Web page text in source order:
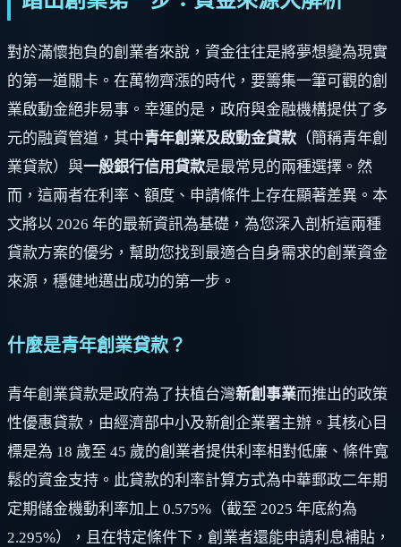
對於滿懷抱負的創業者來說，資金往往是將夢想變為現實
的第一道關卡。在萬物齊漲的時代，要籌集一筆可觀的創
業啟動金絕非易事。幸運的是，政府與金融機構提供了多
元的融資管道，其中青年創業及啟動金貸款 （簡稱青年創
業貸款）與一般銀行信用貸款是最常見的兩種選擇。然
而，這兩者在利率、額度、申請條件上存在顯著差異。本
文將以 2026 年的最新資訊為基礎，為您深入剖析這兩種
貸款方案的優劣，幫助您找到最適合自身需求的創業資金
來源，穩健地邁出成功的第一步。
什麼是青年創業貸款？
青年創業貸款是政府為了扶植台灣新創事業而推出的政策
性優惠貸款，由經濟部中小及新創企業署主辦。其核心目
標是為 18 歲至 45 歲的創業者提供利率相對低廉、條件寬
鬆的資金支持。此貸款的利率計算方式為中華郵政二年期
定期儲金機動利率加上 0.575%（截至 2025 年底約為
2.295%），且在特定條件下，創業者還能申請利息補貼，